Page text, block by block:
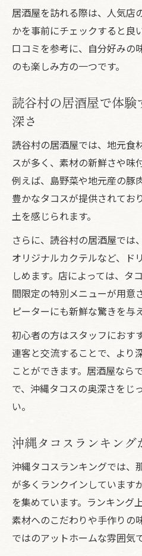
沖縄タコスと居酒
沖縄タコスの魅力
居酒屋を訪れる際は、人気店
かを事前にチェックすると良
口コミを参考に、自分好みの
のも楽しみ方の一つです。
読谷村の居酒屋で体
深さ
読谷村の居酒屋では、地元食
スが多く、素材の新鮮さや味
例えば、島野菜や地元産の豚
豊かなタコスが提供されてお
土を感じられます。
さらに、読谷村の居酒屋では
オリジナルカクテルなど、ド
しめます。店によっては、タ
間限定の特別メニューが用意
ピーターにも新鮮な驚きを与
初心者の方はスタッフにおす
連客と交流することで、より
ことができます。居酒屋なら
で、沖縄タコスの奥深さをじ
い。
沖縄タコスランキン
沖縄タコスランキングでは、
が多くランクインしています
を集めています。ランキング
素材へのこだわりや手作りの
ではのアットホームな雰囲気で